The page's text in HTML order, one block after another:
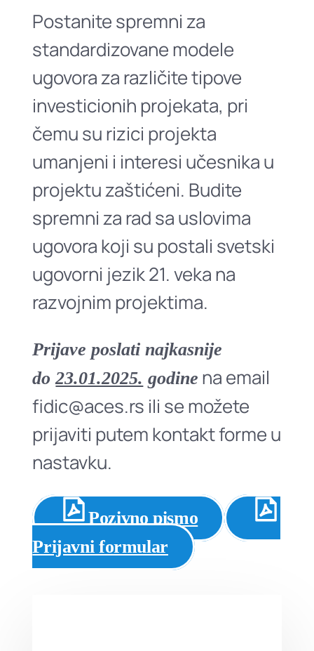
Postanite spremni za
standardizovane modele
ugovora za različite tipove
investicionih projekata, pri
čemu su rizici projekta
umanjeni i interesi učesnika u
projektu zaštićeni. Budite
spremni za rad sa uslovima
ugovora koji su postali svetski
ugovorni jezik 21. veka na
razvojnim projektima.
Prijave poslati najkasnije
do23.01.2025. godine na email
fidic@aces.rs ili se možete
prijaviti putem kontakt forme u
nastavku.
Pozivno pismo
Prijavni formular